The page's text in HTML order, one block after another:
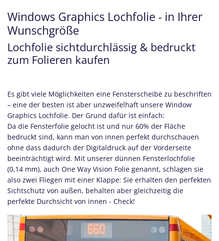
Windows Graphics Lochfolie - in Ihrer
Wunschgröße
Lochfolie sichtdurchlässig & bedruckt
zum Folieren kaufen
Es gibt viele Möglichkeiten eine Fensterscheibe zu beschriften
– eine der besten ist aber unzweifelhaft unsere Window
Graphics Lochfolie. Der Grund dafür ist einfach:
Da die Fensterfolie gelocht ist und nur 60% der Fläche
bedruckt sind, kann man von innen perfekt durchschauen
ohne dass dadurch der Digitaldruck auf der Vorderseite
beeinträchtigt wird. Mit unserer dünnen Fensterlochfolie
(0,14 mm), auch One Way Vision Folie genannt, schlagen sie
also zwei Fliegen mit einer Klappe: Sie erhalten den perfekten
Sichtschutz von außen, behalten aber gleichzeitig die
perfekte Durchsicht von innen - Check!